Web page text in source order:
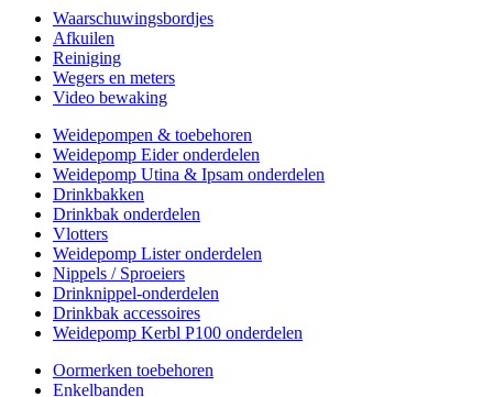
Waarschuwingsbordjes
Afkuilen
Reiniging
Wegers en meters
Video bewaking
Weidepompen & toebehoren
Weidepomp Eider onderdelen
Weidepomp Utina & Ipsam onderdelen
Drinkbakken
Drinkbak onderdelen
Vlotters
Weidepomp Lister onderdelen
Nippels / Sproeiers
Drinknippel-onderdelen
Drinkbak accessoires
Weidepomp Kerbl P100 onderdelen
Oormerken toebehoren
Enkelbanden